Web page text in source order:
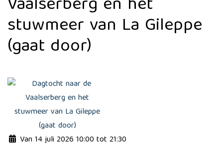
stuwmeer van La Gileppe
(gaat door)
Van 14 juli 2026 10:00 tot 21:30